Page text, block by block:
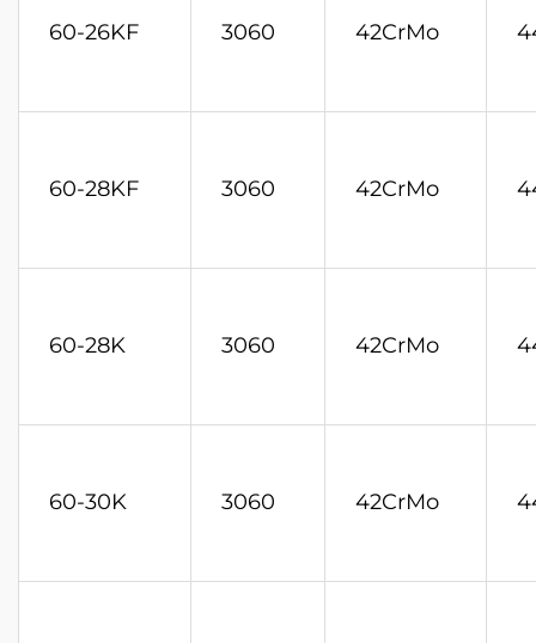
60-26KF 3060 42CrMo
60-28KF 3060 42CrMo
60-28K 3060 42CrMo
60-30K 3060 42CrMo